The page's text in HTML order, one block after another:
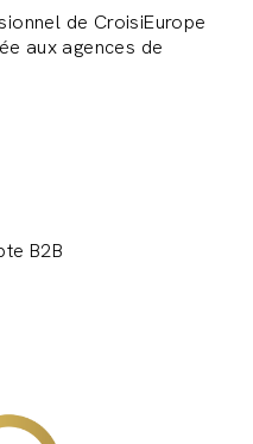
de CroisiEurope
aux agences de
B2B